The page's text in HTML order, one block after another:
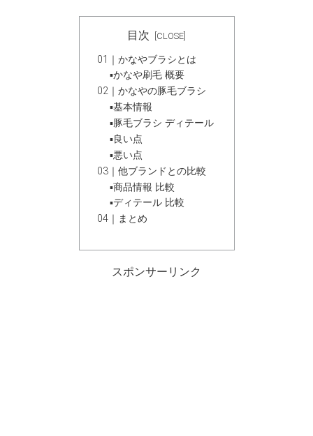
目次
01｜かなやブラシとは
▪かなや刷毛 概要
02｜かなやの豚毛ブラシ
▪基本情報
▪豚毛ブラシ ディテール
▪良い点
▪悪い点
03｜他ブランドとの比較
▪商品情報 比較
▪ディテール 比較
04｜まとめ
スポンサーリンク